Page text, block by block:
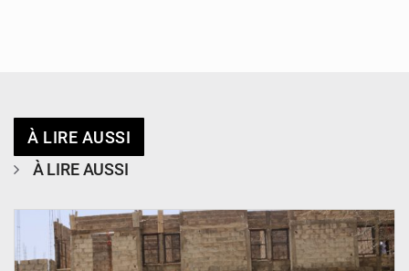
À LIRE AUSSI
À LIRE AUSSI